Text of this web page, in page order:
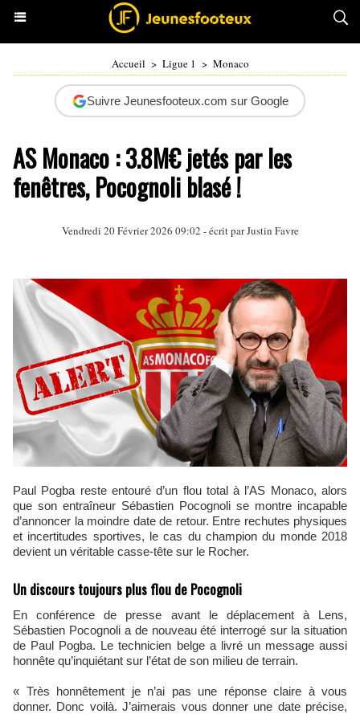
Accueil > Ligue 1 > Monaco
Suivre Jeunesfooteux.com sur Google
AS Monaco : 3.8M€ jetés par les
fenêtres, Pocognoli blasé !
Vendredi 20 Février 2026 09:02 - écrit parJustin Favre
Paul Pogba reste entouré d’un flou total à l’AS Monaco, alors
que son entraîneur Sébastien Pocognoli se montre incapable
d’annoncer la moindre date de retour. Entre rechutes physiques
et incertitudes sportives, le cas du champion du monde 2018
devient un véritable casse-tête sur le Rocher.
Un discours toujours plus flou de Pocognoli
En conférence de presse avant le déplacement à Lens,
Sébastien Pocognoli a de nouveau été interrogé sur la situation
de Paul Pogba. Le technicien belge a livré un message aussi
honnête qu’inquiétant sur l’état de son milieu de terrain.
« Très honnêtement je n’ai pas une réponse claire à vous
donner. Donc voilà. J’aimerais vous donner une date précise,